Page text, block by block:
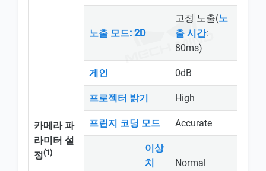
카메라 파
라미터 설
정(1)
노출 모드: 2D
고정 노출(노
출 시간:
80ms)
게인 0dB
프로젝터 밝기 High
프린지 코딩 모드 Accurate
이상
치
Normal